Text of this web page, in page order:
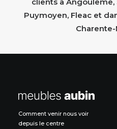
Puymoyen, Fleac et
Comment venir nous voir
depuis le centre